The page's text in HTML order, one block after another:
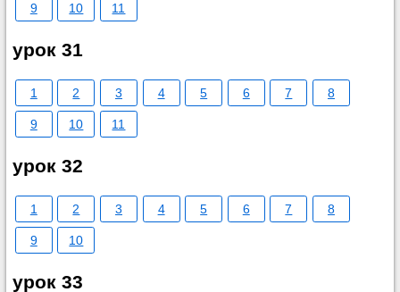
9 10 11
урок 31
1 2 3 4 5 6 7 8
9 10 11
урок 32
1 2 3 4 5 6 7 8
9 10
урок 33